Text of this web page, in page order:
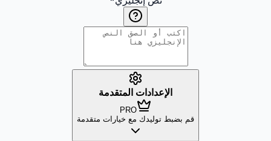
الإعدادات المتقدمة
PRO
قم بضبط توليدك مع خيارات متقدمة